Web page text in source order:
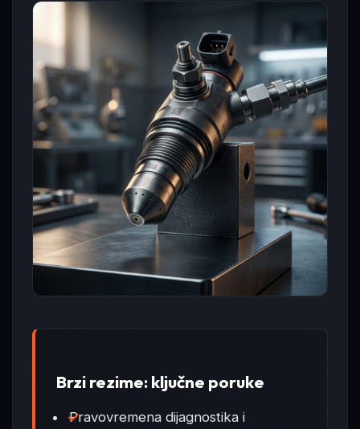
Brzi rezime: ključne poruke
Pravovremena dijagnostika i